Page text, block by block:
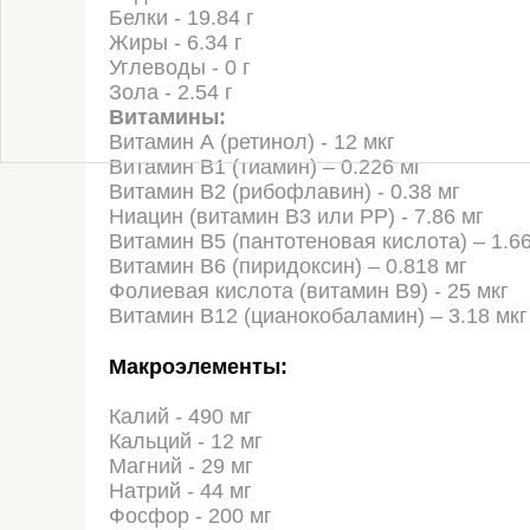
Белки - 19.84 г
Жиры - 6.34 г
Углеводы - 0 г
Зола - 2.54 г
Витамины:
Витамин А (ретинол) - 12 мкг
Витамин В1 (тиамин) – 0.226 мг
Витамин В2 (рибофлавин) - 0.38 мг
Ниацин (витамин В3 или РР) - 7.86 мг
Витамин В5 (пантотеновая кислота) –
Витамин В6 (пиридоксин) – 0.818 мг
Фолиевая кислота (витамин В9) - 25 мкг
Витамин В12 (цианокобаламин) – 3.18 мкг
Макроэлементы:
Калий - 490 мг
Кальций - 12 мг
Магний - 29 мг
Натрий - 44 мг
Фосфор - 200 мг